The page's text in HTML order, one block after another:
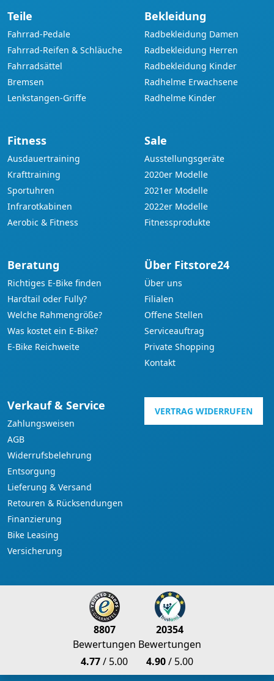
Teile
Fahrrad-Pedale
Fahrrad-Reifen & Schläuche
Fahrradsättel
Bremsen
Lenkstangen-Griffe
Bekleidung
Radbekleidung Damen
Radbekleidung Herren
Radbekleidung Kinder
Radhelme Erwachsene
Radhelme Kinder
Fitness
Ausdauertraining
Krafttraining
Sportuhren
Infrarotkabinen
Aerobic & Fitness
Sale
Ausstellungsgeräte
2020er Modelle
2021er Modelle
2022er Modelle
Fitnessprodukte
Beratung
Richtiges E-Bike finden
Hardtail oder Fully?
Welche Rahmengröße?
Was kostet ein E-Bike?
E-Bike Reichweite
Über Fitstore24
Über uns
Filialen
Offene Stellen
Serviceauftrag
Private Shopping
Kontakt
Verkauf & Service
Zahlungsweisen
AGB
Widerrufsbelehrung
Entsorgung
Lieferung & Versand
Retouren & Rücksendungen
Finanzierung
Bike Leasing
Versicherung
VERTRAG WIDERRUFEN
8807
Bewertungen
4.77/ 5.00
20354
Bewertungen
4.90/ 5.00